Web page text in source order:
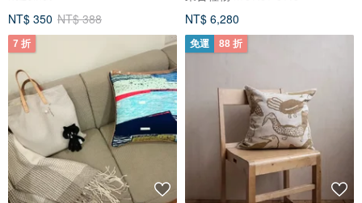
NT$ 350 NT$ 388
NT$ 6,280
7 折 免運 88 折